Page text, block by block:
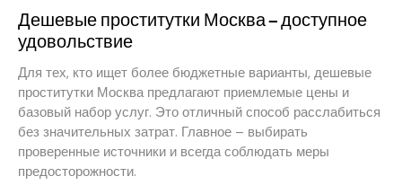
Дешевые проститутки Москва – доступное
удовольствие
Для тех, кто ищет более бюджетные варианты, дешевые
проститутки Москва предлагают приемлемые цены и
базовый набор услуг. Это отличный способ расслабиться
без значительных затрат. Главное – выбирать
проверенные источники и всегда соблюдать меры
предосторожности.